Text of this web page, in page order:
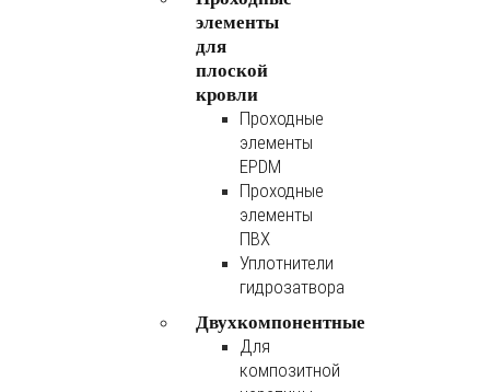
элементы
для
плоской
кровли
Проходные
элементы
EPDM
Проходные
элементы
ПВХ
Уплотнители
гидрозатвора
Двухкомпонентные
Для
композитной